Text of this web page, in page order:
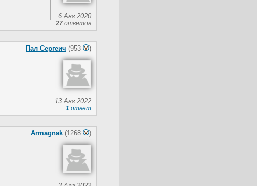
6 Авг 2020
27 ответов
Пал Сергеич (953 )
13 Авг 2022
1 ответ
Armagnak (1268 )